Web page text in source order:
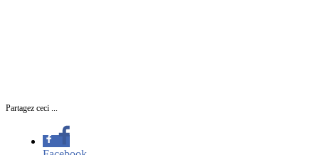
Partagez ceci ...